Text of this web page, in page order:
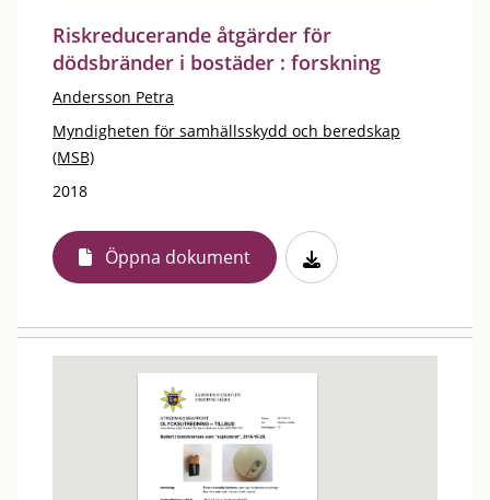
Riskreducerande åtgärder för
dödsbränder i bostäder : forskning
Andersson Petra
Myndigheten för samhällsskydd och beredskap
(MSB)
2018
Öppna dokument